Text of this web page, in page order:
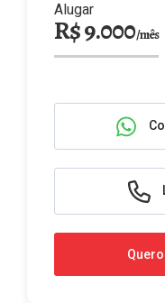
Alugar
R$ 9.000/mês